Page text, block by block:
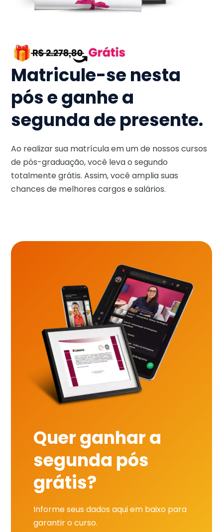
Matricule-se nesta
pós e ganhe a
segunda de presente.
Ao realizar sua matrícula em um de nossos cursos
de pós-graduação, você leva o segundo
totalmente grátis. Assim, você amplia suas
chances de melhores cargos e salários.
Quer ganhar a
segunda pós
grátis?
Informe seus dados aqui em baixo para
garantir o curso.